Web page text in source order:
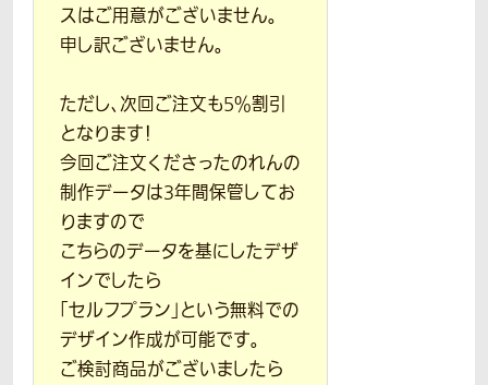
スはご用意がございません。
申し訳ございません。
ただし、次回ご注文も5％割引
となります！
今回ご注文くださったのれんの
制作データは3年間保管してお
りますので
こちらのデータを基にしたデザ
インでしたら
「セルフプラン」という無料での
デザイン作成が可能です。
ご検討商品がございましたら